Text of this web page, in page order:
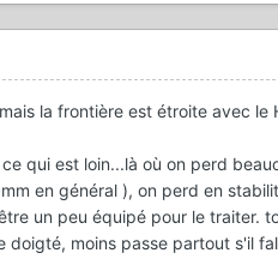
la frontière est étroite avec le
qui est loin...là où on perd
en général ), on perd en
un peu équipé pour le traiter.
moins passe partout s'il